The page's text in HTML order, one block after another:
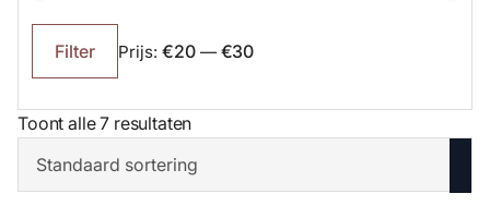
Min.
prijs
Max.
prijsFilter Prijs: €20—€30
Toont alle 7 resultaten